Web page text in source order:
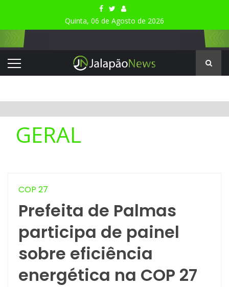
Quinta, 06 de Agosto de 2026
GERAL
COP 27
Prefeita de Palmas
participa de painel
sobre eficiência
energética na COP 27